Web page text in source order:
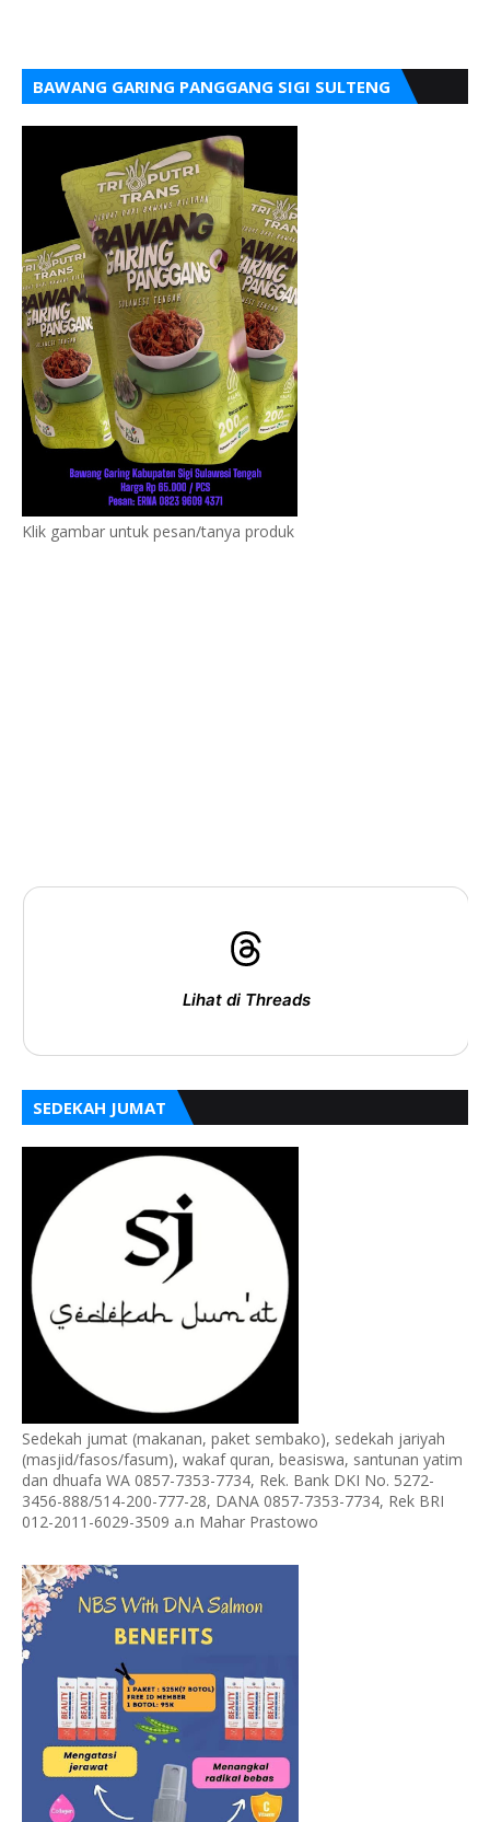
BAWANG GARING PANGGANG SIGI SULTENG
Klik gambar untuk pesan/tanya produk
Lihat di Threads
SEDEKAH JUMAT
Sedekah jumat (makanan, paket sembako), sedekah jariyah
(masjid/fasos/fasum), wakaf quran, beasiswa, santunan yatim
dan dhuafa WA 0857-7353-7734, Rek. Bank DKI No. 5272-
3456-888/514-200-777-28, DANA 0857-7353-7734, Rek BRI
012-2011-6029-3509 a.n Mahar Prastowo